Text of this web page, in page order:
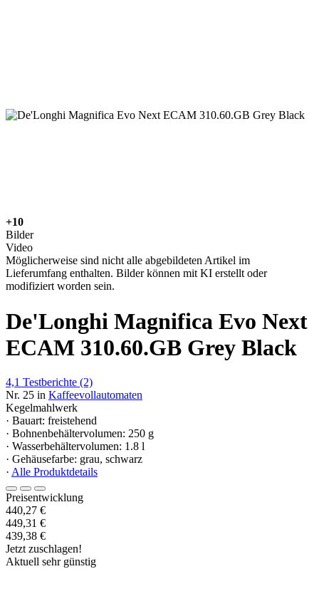
+10
Bilder
Video
Möglicherweise sind nicht alle abgebildeten Artikel im
Lieferumfang enthalten. Bilder können mit KI erstellt oder
modifiziert worden sein.
De'Longhi Magnifica Evo Next
ECAM 310.60.GB Grey Black
4,1 Testberichte (2)
Nr. 25 in Kaffeevollautomaten
Kegelmahlwerk
· Bauart: freistehend
· Bohnenbehältervolumen: 250 g
· Wasserbehältervolumen: 1.8 l
· Gehäusefarbe: grau, schwarz
· Alle Produktdetails
Preisentwicklung
440,27 €
449,31 €
439,38 €
Jetzt zuschlagen!
Aktuell sehr günstig